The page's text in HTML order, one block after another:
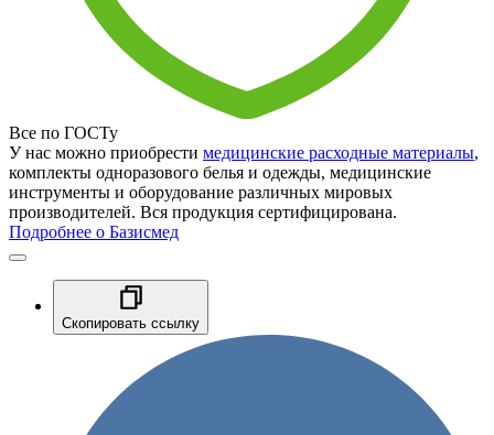
Все по ГОСТу
У нас можно приобрести медицинские расходные материалы,
комплекты одноразового белья и одежды, медицинские
инструменты и оборудование различных мировых
производителей. Вся продукция сертифицирована.
Подробнее о Базисмед
Скопировать ссылку